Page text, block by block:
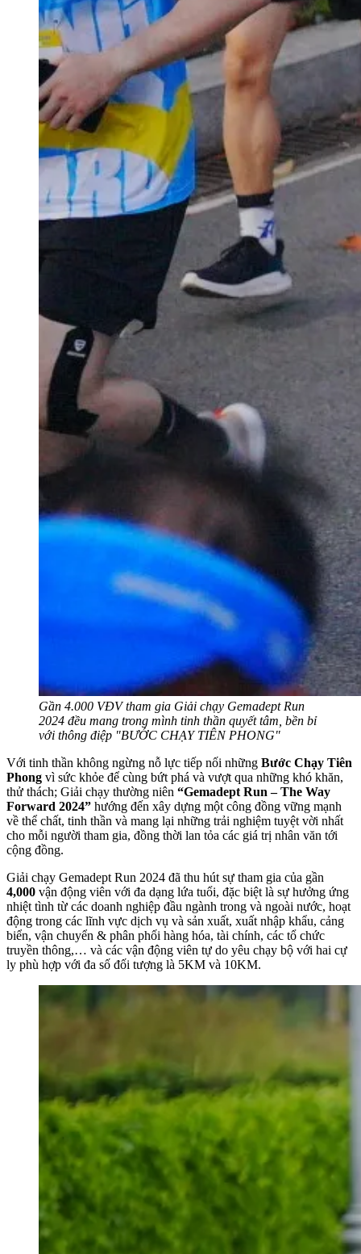
Gần 4.000 VĐV tham gia Giải chạy Gemadept Run
2024 đều mang trong mình tinh thần quyết tâm, bền bỉ
với thông điệp "BƯỚC CHẠY TIÊN PHONG"
Với tinh thần không ngừng nỗ lực tiếp nối những Bước Chạy Tiên
Phong vì sức khỏe để cùng bứt phá và vượt qua những khó khăn,
thử thách; Giải chạy thường niên “Gemadept Run – The Way
Forward 2024” hướng đến xây dựng một công đồng vững mạnh
về thể chất, tinh thần và mang lại những trải nghiệm tuyệt vời nhất
cho mỗi người tham gia, đồng thời lan tỏa các giá trị nhân văn tới
cộng đồng.
Giải chạy Gemadept Run 2024 đã thu hút sự tham gia của gần
4,000 vận động viên với đa dạng lứa tuổi, đặc biệt là sự hưởng ứng
nhiệt tình từ các doanh nghiệp đầu ngành trong và ngoài nước, hoạt
động trong các lĩnh vực dịch vụ và sản xuất, xuất nhập khẩu, cảng
biển, vận chuyển & phân phối hàng hóa, tài chính, các tổ chức
truyền thông,… và các vận động viên tự do yêu chạy bộ với hai cự
ly phù hợp với đa số đối tượng là 5KM và 10KM.